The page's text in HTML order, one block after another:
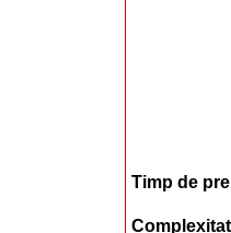
Timp de